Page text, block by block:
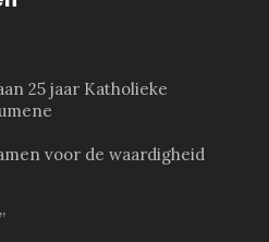
25 jaar Katholieke
voor de waardigheid